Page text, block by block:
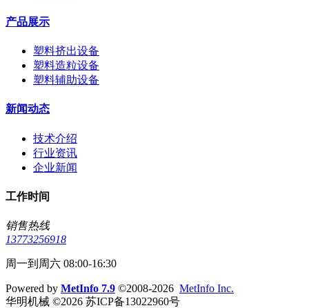
产品展示
塑料挤出设备
塑料造粒设备
塑料辅助设备
新闻动态
技术介绍
行业资讯
企业新闻
工作时间
销售热线
13773256918
周一到周六 08:00-16:30
Powered by MetInfo 7.9 ©2008-2026 MetInfo Inc.
华明机械 ©2026 苏ICP备13022960号